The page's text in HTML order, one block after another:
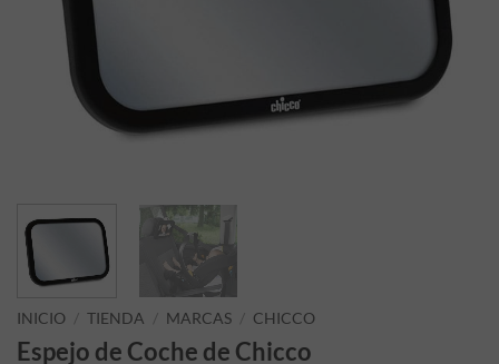
INICIO / TIENDA / MARCAS / CHICCO
Espejo de Coche de Chicco